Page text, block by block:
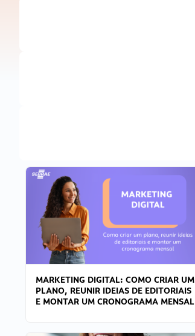
MARKETING DIGITAL: COMO CRIAR UM
PLANO, REUNIR IDEIAS DE EDITORIAIS
E MONTAR UM CRONOGRAMA MENSAL